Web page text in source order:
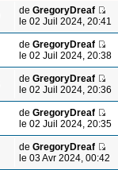
de GregoryDreaf
le 02 Juil 2024, 20:41
de GregoryDreaf
le 02 Juil 2024, 20:38
de GregoryDreaf
le 02 Juil 2024, 20:36
de GregoryDreaf
le 02 Juil 2024, 20:35
de GregoryDreaf
le 03 Avr 2024, 00:42